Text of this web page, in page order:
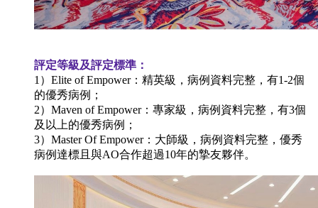
評定等級及評定標準：
1）Elite of Empower：精英級，病例資料完整，有1-2個
的優秀病例；
2）Maven of Empower：專家級，病例資料完整，有3個
及以上的優秀病例；
3）Master Of Empower：大師級，病例資料完整，優秀
病例達標且與AO合作超過10年的摯友夥伴。